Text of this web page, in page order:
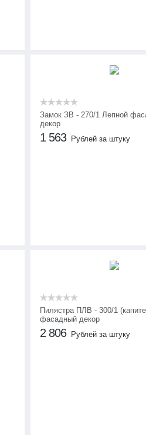
Замок ЗВ - 270/1 Лепной
декор
1 563 Рублей за штуку
Пилястра ПЛВ - 300/1
фасадный декор
2 806 Рублей за штуку